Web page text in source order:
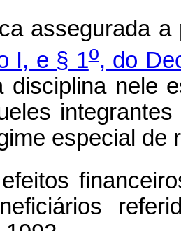
assegurada a
I, e § 1o, do
disciplina nele
especial de